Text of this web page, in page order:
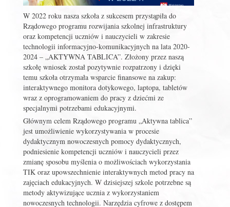
W 2022 roku nasza szkoła z sukcesem przystąpiła do
Rządowego programu rozwijania szkolnej infrastruktury
oraz kompetencji uczniów i nauczycieli w zakresie
technologii informacyjno-komunikacyjnych na lata 2020-
2024 – „AKTYWNA TABLICA”. Złożony przez naszą
szkołę wniosek został pozytywnie rozpatrzony i dzięki
temu szkoła otrzymała wsparcie finansowe na zakup:
interaktywnego monitora dotykowego, laptopa, tabletów
wraz z oprogramowaniem do pracy z dziećmi ze
specjalnymi potrzebami edukacyjnymi.
Głównym celem Rządowego programu „Aktywna tablica”
jest umożliwienie wykorzystywania w procesie
dydaktycznym nowoczesnych pomocy dydaktycznych,
podniesienie kompetencji uczniów i nauczycieli przez
zmianę sposobu myślenia o możliwościach wykorzystania
TIK oraz upowszechnienie interaktywnych metod pracy na
zajęciach edukacyjnych. W dzisiejszej szkole potrzebne są
metody aktywizujące ucznia z wykorzystaniem
nowoczesnych technologii. Narzędzia cyfrowe z dostępem